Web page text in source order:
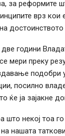
за реформите
врз кои
години
мери преку
подобри
посилно
ќе ја зајакне
што некој тоа
на нашата